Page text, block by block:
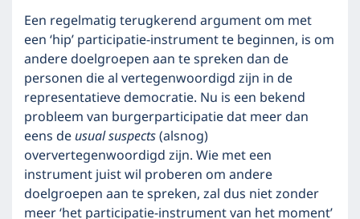
Een regelmatig terugkerend argument om met
een ‘hip’ participatie-instrument te beginnen, is om
andere doelgroepen aan te spreken dan de
personen die al vertegenwoordigd zijn in de
representatieve democratie. Nu is een bekend
probleem van burgerparticipatie dat meer dan
eens deusual suspects(alsnog)
oververtegenwoordigd zijn. Wie met een
instrument juist wil proberen om andere
doelgroepen aan te spreken, zal dus niet zonder
meer ‘het participatie-instrument van het moment’